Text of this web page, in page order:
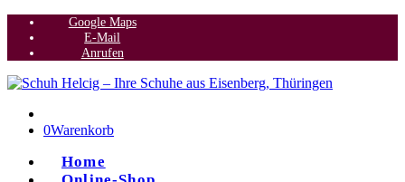
Google Maps
E-Mail
Anrufen
0Warenkorb
Home